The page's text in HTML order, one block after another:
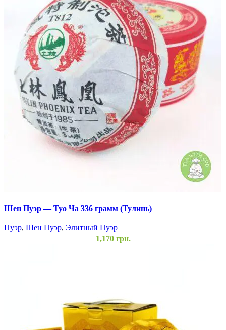
Шен Пуэр — Туо Ча 336 грамм (Тулинь)
Пуэр, Шен Пуэр, Элитный Пуэр
1,170грн.